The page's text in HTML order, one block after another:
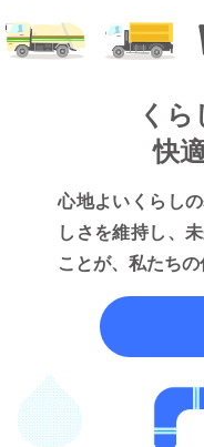
くら
快
心地よいくらし
しさを維持し、
ことが、私たちの